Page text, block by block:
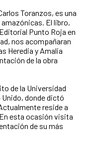
Toranzos, es una
El libro,
Punto Roja en
nos acompañaran
Heredia y Amalia
de la obra
de la Universidad
Unido, donde dictó
reside a
esta ocasión visita
de su más